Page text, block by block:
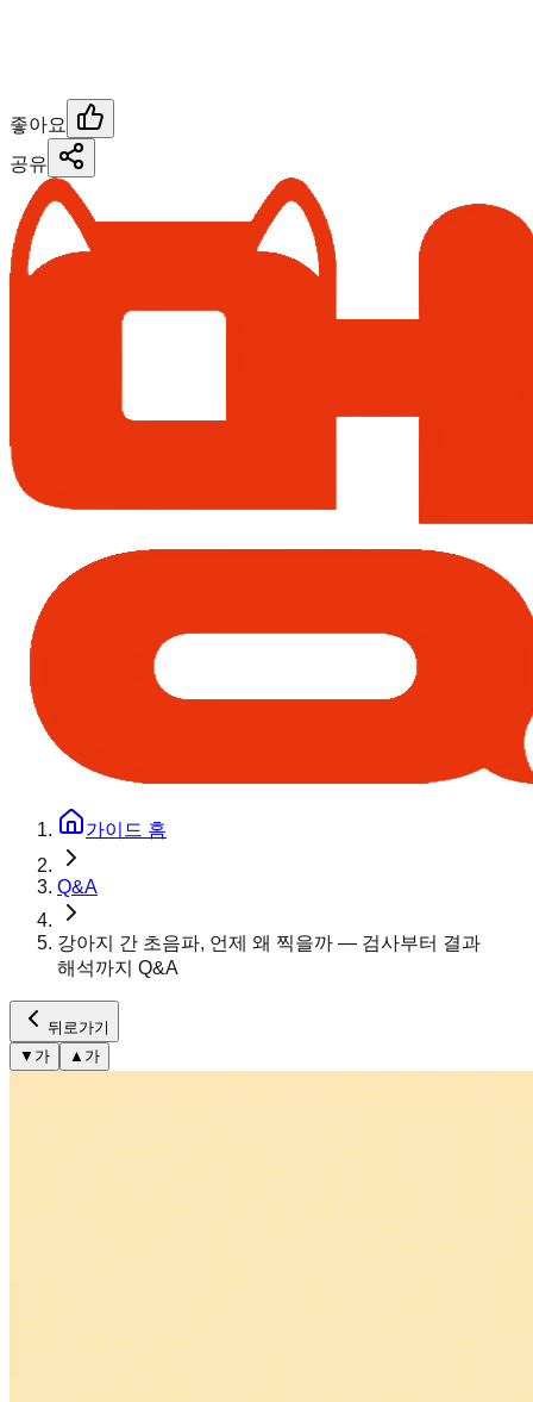
좋아요
공유
가이드 홈
Q&A
강아지 간 초음파, 언제 왜 찍을까 — 검사부터 결과
해석까지 Q&A
뒤로가기
▼ 가 ▲ 가